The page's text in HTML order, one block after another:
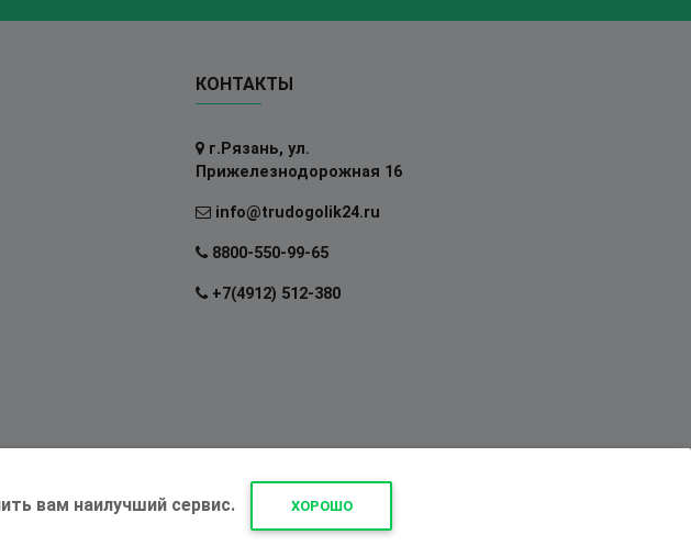
КОНТАКТЫ
г.Рязань, ул.
Прижелезнодорожная 16
info@trudogolik24.ru
8800-550-99-65
+7(4912) 512-380
вам наилучший сервис. ХОРОШО